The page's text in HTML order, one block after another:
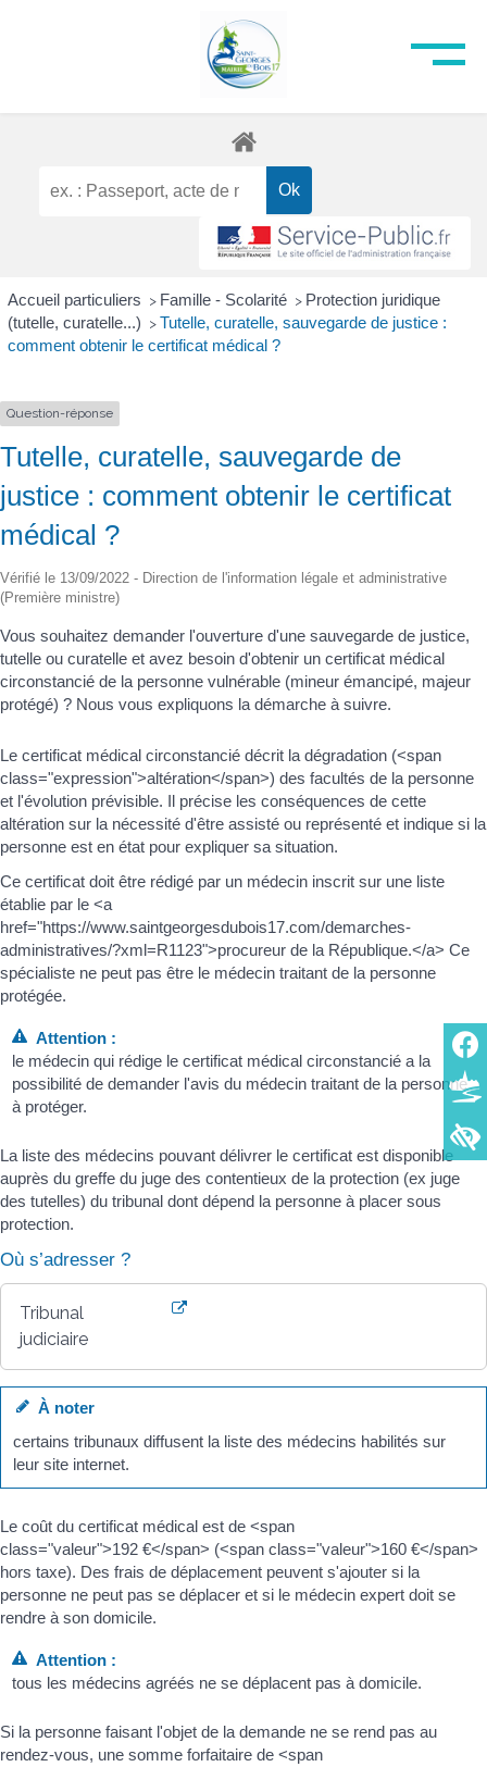
Accueil particuliers > Famille - Scolarité > Protection juridique
(tutelle, curatelle...) > Tutelle, curatelle, sauvegarde de justice :
comment obtenir le certificat médical ?
Question-réponse
Tutelle, curatelle, sauvegarde de
justice : comment obtenir le certificat
médical ?
Vérifié le 13/09/2022 - Direction de l'information légale et administrative
(Première ministre)
Vous souhaitez demander l'ouverture d'une sauvegarde de justice,
tutelle ou curatelle et avez besoin d'obtenir un certificat médical
circonstancié de la personne vulnérable (mineur émancipé, majeur
protégé) ? Nous vous expliquons la démarche à suivre.
Le certificat médical circonstancié décrit la dégradation (<span
class="expression">altération</span>) des facultés de la personne
et l'évolution prévisible. Il précise les conséquences de cette
altération sur la nécessité d'être assisté ou représenté et indique si la
personne est en état pour expliquer sa situation.
Ce certificat doit être rédigé par un médecin inscrit sur une liste
établie par le <a
href="https://www.saintgeorgesdubois17.com/demarches-
administratives/?xml=R1123">procureur de la République.</a> Ce
spécialiste ne peut pas être le médecin traitant de la personne
protégée.
Attention :
le médecin qui rédige le certificat médical circonstancié a la
possibilité de demander l'avis du médecin traitant de la personne
à protéger.
La liste des médecins pouvant délivrer le certificat est disponible
auprès du greffe du juge des contentieux de la protection (ex juge
des tutelles) du tribunal dont dépend la personne à placer sous
protection.
Où s’adresser ?
Tribunal
judiciaire
À noter
certains tribunaux diffusent la liste des médecins habilités sur
leur site internet.
Le coût du certificat médical est de <span
class="valeur">192 €</span> (<span class="valeur">160 €</span>
hors taxe). Des frais de déplacement peuvent s'ajouter si la
personne ne peut pas se déplacer et si le médecin expert doit se
rendre à son domicile.
Attention :
tous les médecins agréés ne se déplacent pas à domicile.
Si la personne faisant l'objet de la demande ne se rend pas au
rendez-vous, une somme forfaitaire de <span